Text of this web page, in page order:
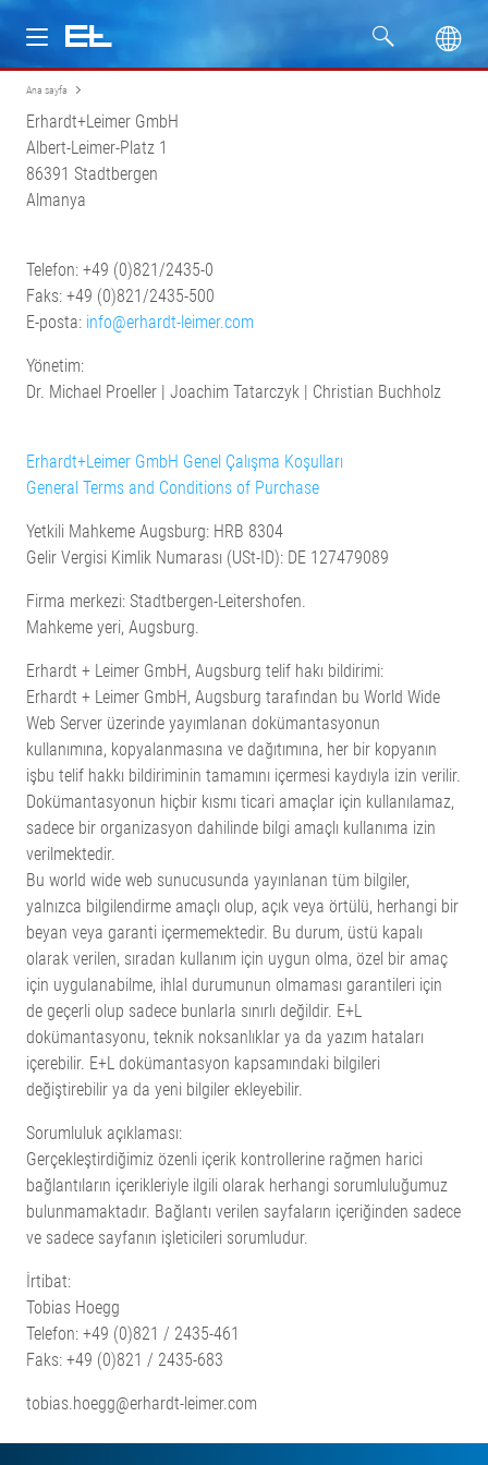
Ürünler
Sektörler
Firma
Ana sayfa
Erhardt+Leimer GmbH
Albert-Leimer-Platz 1
86391 Stadtbergen
Almanya
Telefon: +49 (0)821/2435-0
Faks: +49 (0)821/2435-500
E-posta: info@erhardt-leimer.com
Yönetim:
Dr. Michael Proeller | Joachim Tatarczyk | Christian Buchholz
Erhardt+Leimer GmbH Genel Çalışma Koşulları
General Terms and Conditions of Purchase
Yetkili Mahkeme Augsburg: HRB 8304
Gelir Vergisi Kimlik Numarası (USt-ID): DE 127479089
Firma merkezi: Stadtbergen-Leitershofen.
Mahkeme yeri, Augsburg.
Erhardt + Leimer GmbH, Augsburg telif hakı bildirimi:
Erhardt + Leimer GmbH, Augsburg tarafından bu World Wide
Web Server üzerinde yayımlanan dokümantasyonun
kullanımına, kopyalanmasına ve dağıtımına, her bir kopyanın
işbu telif hakkı bildiriminin tamamını içermesi kaydıyla izin verilir.
Dokümantasyonun hiçbir kısmı ticari amaçlar için kullanılamaz,
sadece bir organizasyon dahilinde bilgi amaçlı kullanıma izin
verilmektedir.
Bu world wide web sunucusunda yayınlanan tüm bilgiler,
yalnızca bilgilendirme amaçlı olup, açık veya örtülü, herhangi bir
beyan veya garanti içermemektedir. Bu durum, üstü kapalı
olarak verilen, sıradan kullanım için uygun olma, özel bir amaç
için uygulanabilme, ihlal durumunun olmaması garantileri için
de geçerli olup sadece bunlarla sınırlı değildir. E+L
dokümantasyonu, teknik noksanlıklar ya da yazım hataları
içerebilir. E+L dokümantasyon kapsamındaki bilgileri
değiştirebilir ya da yeni bilgiler ekleyebilir.
Sorumluluk açıklaması:
Gerçekleştirdiğimiz özenli içerik kontrollerine rağmen harici
bağlantıların içerikleriyle ilgili olarak herhangi sorumluluğumuz
bulunmamaktadır. Bağlantı verilen sayfaların içeriğinden sadece
ve sadece sayfanın işleticileri sorumludur.
İrtibat:
Tobias Hoegg
Telefon: +49 (0)821 / 2435-461
Faks: +49 (0)821 / 2435-683
tobias.hoegg@erhardt-leimer.com